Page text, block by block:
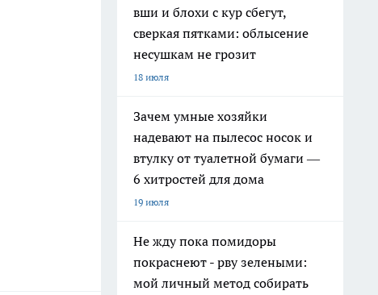
вши и блохи с кур сбегут,
сверкая пятками: облысение
несушкам не грозит
18 июля
Зачем умные хозяйки
надевают на пылесос носок и
втулку от туалетной бумаги —
6 хитростей для дома
19 июля
Не жду пока помидоры
покраснеют - рву зелеными:
мой личный метод собирать